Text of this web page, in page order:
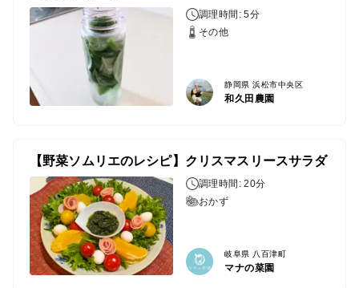
調理時間: 5分
その他
静岡県 浜松市中央区
和久田農園
【野菜ソムリエのレシピ】クリスマスリースサラダ
調理時間: 20分
おかず
岐阜県 八百津町
マナの菜園